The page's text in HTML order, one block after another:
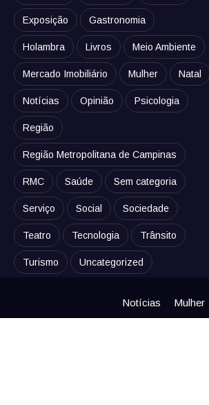
Exposição Gastronomia
Holambra Livros Meio Ambiente
Mercado Imobiliário Mulher Natal
Notícias Opinião Psicologia
Região
Região Metropolitana de Campinas
RMC Saúde Sem categoria
Serviço Social Sociedade
Teatro Tecnologia Trânsito
Turismo Uncategorized
Notícias Mulher